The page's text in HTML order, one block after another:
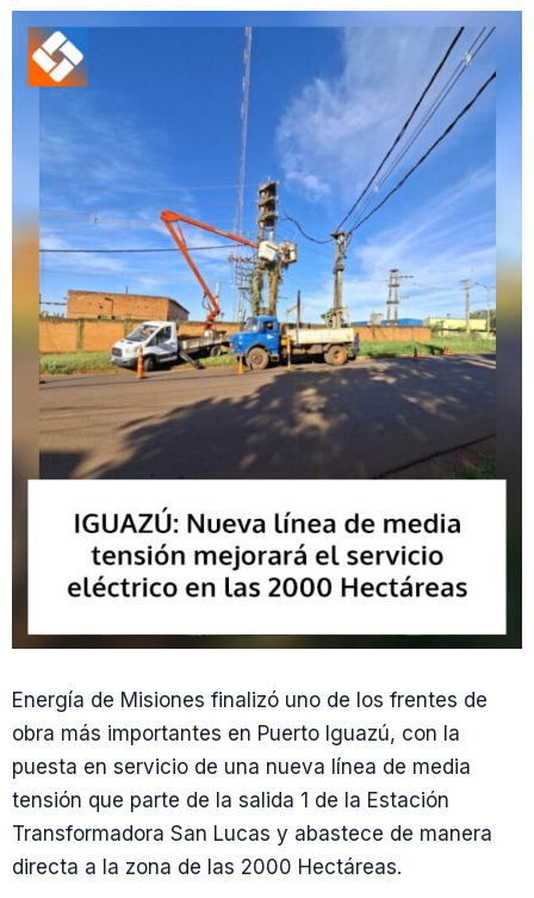
Energía de Misiones finalizó uno de los frentes de
obra más importantes en Puerto Iguazú, con la
puesta en servicio de una nueva línea de media
tensión que parte de la salida 1 de la Estación
Transformadora San Lucas y abastece de manera
directa a la zona de las 2000 Hectáreas.